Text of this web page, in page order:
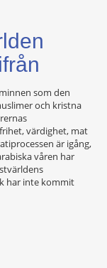
som den
och kristna
värdighet, mat
är igång,
våren har
har inte kommit